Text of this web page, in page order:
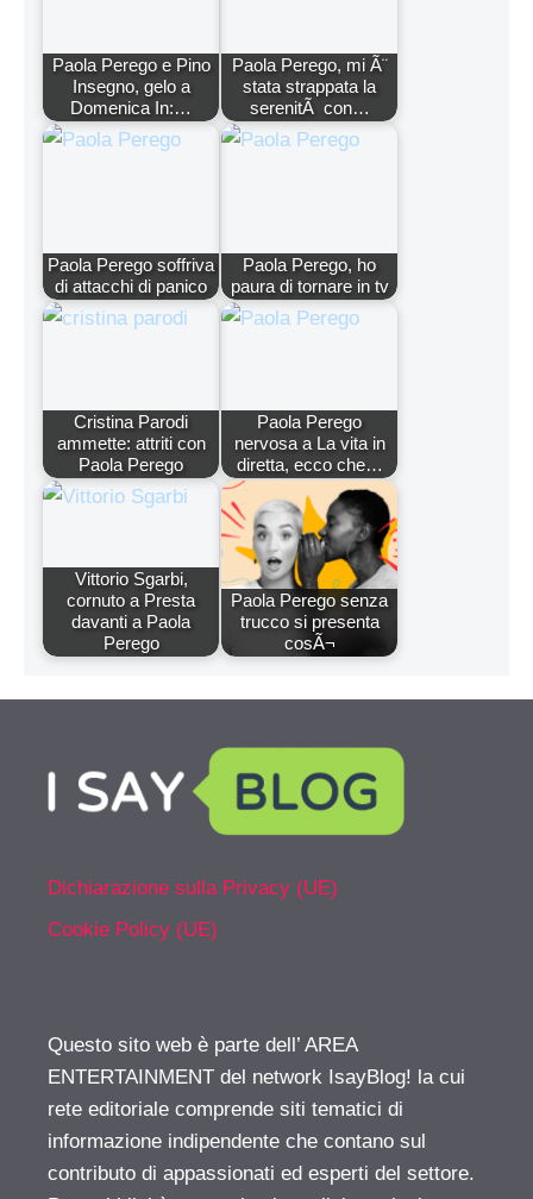
Paola Perego e Pino
Insegno, gelo a
Domenica In:…
Paola Perego, mi Ã¨
stata strappata la
serenitÃ con…
Paola Perego soffriva
di attacchi di panico
Paola Perego, ho
paura di tornare in tv
Cristina Parodi
ammette: attriti con
Paola Perego
Paola Perego
nervosa a La vita in
diretta, ecco che…
Vittorio Sgarbi,
cornuto a Presta
davanti a Paola
Perego
Paola Perego senza
trucco si presenta
cosÃ¬
Dichiarazione sulla Privacy (UE)
Cookie Policy (UE)
Questo sito web è parte dell’ AREA
ENTERTAINMENT del network IsayBlog! la cui
rete editoriale comprende siti tematici di
informazione indipendente che contano sul
contributo di appassionati ed esperti del settore.